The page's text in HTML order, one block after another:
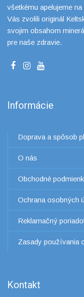
všetkému apelujeme
Vás zvolili originál
svojim obsahom
pre naše zdravie.
Informácie
Doprava a spôsob
O nás
Obchodné
Ochrana osobných
Reklamačný
Zasady používania
Kontakt